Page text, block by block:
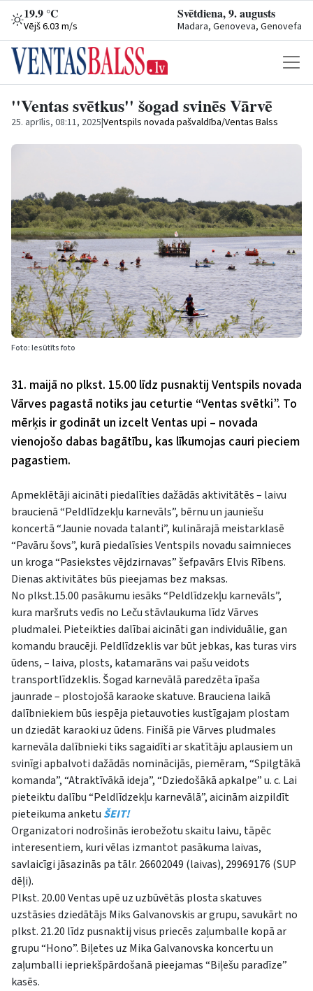
19.9 °C
Vējš 6.03 m/s
Svētdiena, 9. augusts
Madara, Genoveva, Genovefa
''Ventas svētkus'' šogad svinēs Vārvē
25. aprīlis, 08:11, 2025|Ventspils novada pašvaldība/Ventas Balss
Foto: Iesūtīts foto
31. maijā no plkst. 15.00 līdz pusnaktij Ventspils novada
Vārves pagastā notiks jau ceturtie “Ventas svētki”. To
mērķis ir godināt un izcelt Ventas upi – novada
vienojošo dabas bagātību, kas līkumojas cauri pieciem
pagastiem.
Apmeklētāji aicināti piedalīties dažādās aktivitātēs – laivu
braucienā “Peldlīdzekļu karnevāls”, bērnu un jauniešu
koncertā “Jaunie novada talanti”, kulinārajā meistarklasē
“Pavāru šovs”, kurā piedalīsies Ventspils novadu saimnieces
un kroga “Pasiekstes vējdzirnavas” šefpavārs Elvis Rībens.
Dienas aktivitātes būs pieejamas bez maksas.
No plkst.15.00 pasākumu iesāks “Peldlīdzekļu karnevāls”,
kura maršruts vedīs no Leču stāvlaukuma līdz Vārves
pludmalei. Pieteikties dalībai aicināti gan individuālie, gan
komandu braucēji. Peldlīdzeklis var būt jebkas, kas turas virs
ūdens, – laiva, plosts, katamarāns vai pašu veidots
transportlīdzeklis. Šogad karnevālā paredzēta īpaša
jaunrade – plostojošā karaoke skatuve. Brauciena laikā
dalībniekiem būs iespēja pietauvoties kustīgajam plostam
un dziedāt karaoki uz ūdens. Finišā pie Vārves pludmales
karnevāla dalībnieki tiks sagaidīti ar skatītāju aplausiem un
svinīgi apbalvoti dažādās nominācijās, piemēram, “Spilgtākā
komanda”, “Atraktīvākā ideja”, “Dziedošākā apkalpe” u. c. Lai
pieteiktu dalību “Peldlīdzekļu karnevālā”, aicinām aizpildīt
pieteikuma anketu ŠEIT!
Organizatori nodrošinās ierobežotu skaitu laivu, tāpēc
interesentiem, kuri vēlas izmantot pasākuma laivas,
savlaicīgi jāsazinās pa tālr. 26602049 (laivas), 29969176 (SUP
dēļi).
Plkst. 20.00 Ventas upē uz uzbūvētās plosta skatuves
uzstāsies dziedātājs Miks Galvanovskis ar grupu, savukārt no
plkst. 21.20 līdz pusnaktij visus priecēs zaļumballe kopā ar
grupu “Hono”. Biļetes uz Mika Galvanovska koncertu un
zaļumballi iepriekšpārdošanā pieejamas “Biļešu paradīze”
kasēs.